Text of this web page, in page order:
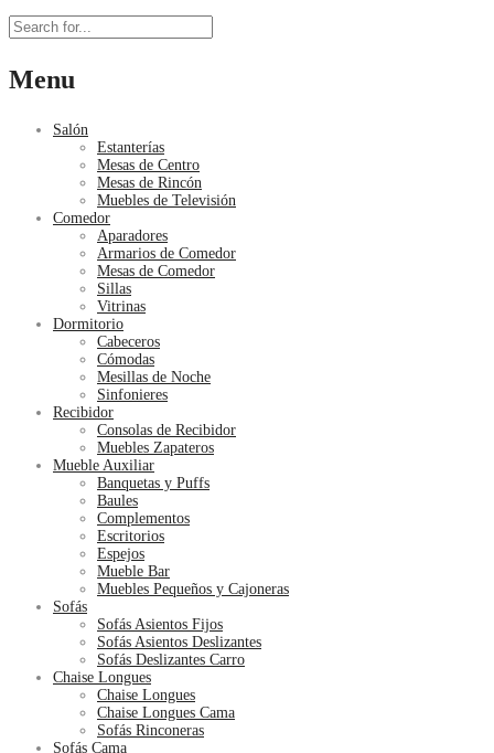
Menu
Salón
Estanterías
Mesas de Centro
Mesas de Rincón
Muebles de Televisión
Comedor
Aparadores
Armarios de Comedor
Mesas de Comedor
Sillas
Vitrinas
Dormitorio
Cabeceros
Cómodas
Mesillas de Noche
Sinfonieres
Recibidor
Consolas de Recibidor
Muebles Zapateros
Mueble Auxiliar
Banquetas y Puffs
Baules
Complementos
Escritorios
Espejos
Mueble Bar
Muebles Pequeños y Cajoneras
Sofás
Sofás Asientos Fijos
Sofás Asientos Deslizantes
Sofás Deslizantes Carro
Chaise Longues
Chaise Longues
Chaise Longues Cama
Sofás Rinconeras
Sofás Cama